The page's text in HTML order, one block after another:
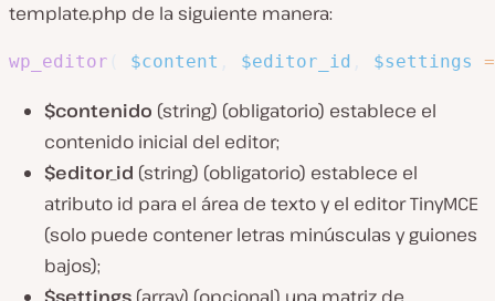
template.php de la siguiente manera:
wp_editor $content $editor_id $settings =
$contenido (string) (obligatorio) establece el
contenido inicial del editor;
$editor_id (string) (obligatorio) establece el
atributo id para el área de texto y el editor TinyMCE
(solo puede contener letras minúsculas y guiones
bajos);